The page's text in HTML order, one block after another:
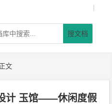
|
搜文档
文
计 玉馆——休闲度假